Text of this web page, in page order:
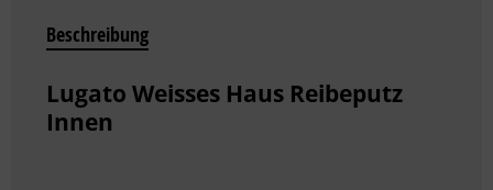
Beschreibung
Lugato Weisses Haus Reibeputz
Innen